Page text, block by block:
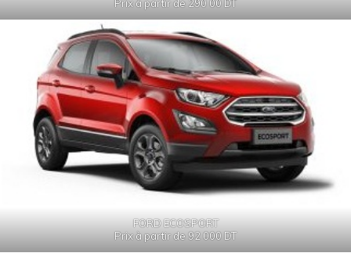
Prix à partir de 290 00 DT
FORD ECOSPORT
Prix à partir de 92 000 DT